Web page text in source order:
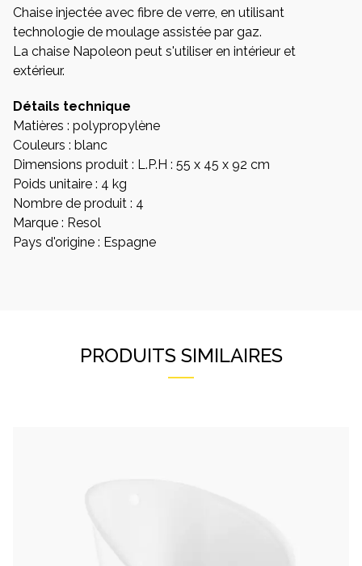
Chaise injectée avec fibre de verre, en utilisant
technologie de moulage assistée par gaz.
La chaise Napoleon peut s'utiliser en intérieur et
extérieur.
Détails technique
Matières : polypropylène
Couleurs : blanc
Dimensions produit : L.P.H : 55 x 45 x 92 cm
Poids unitaire : 4 kg
Nombre de produit : 4
Marque : Resol
Pays d'origine : Espagne
PRODUITS SIMILAIRES